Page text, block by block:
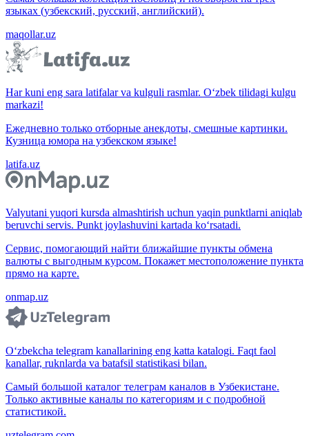
языках (узбекский, русский, английский).
maqollar.uz
Har kuni eng sara latifalar va kulguli rasmlar. O‘zbek tilidagi kulgu
markazi!
Ежедневно только отборные анекдоты, смешные картинки.
Кузница юмора на узбекском языке!
latifa.uz
Valyutani yuqori kursda almashtirish uchun yaqin punktlarni aniqlab
beruvchi servis. Punkt joylashuvini kartada ko‘rsatadi.
Сервис, помогающий найти ближайшие пункты обмена
валюты с выгодным курсом. Покажет местоположение пункта
прямо на карте.
onmap.uz
O‘zbekcha telegram kanallarining eng katta katalogi. Faqt faol
kanallar, ruknlarda va batafsil statistikasi bilan.
Самый большой каталог телеграм каналов в Узбекистане.
Только активные каналы по категориям и с подробной
статистикой.